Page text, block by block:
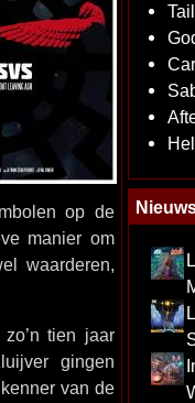
op de
manier om
waarderen,
tien jaar
gingen
van de